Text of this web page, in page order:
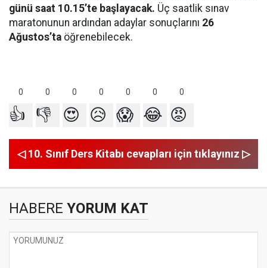
günü saat 10.15’te başlayacak. Üç saatlik sınav
maratonunun ardından adaylar sonuçlarını 26
Ağustos’ta öğrenebilecek.
0 0 0 0 0 0 0
👍 👎 😍 😥 😱 😂 😡
◁ 10. Sınıf Ders Kitabı cevapları için tıklayınız ▷
HABERE YORUM KAT